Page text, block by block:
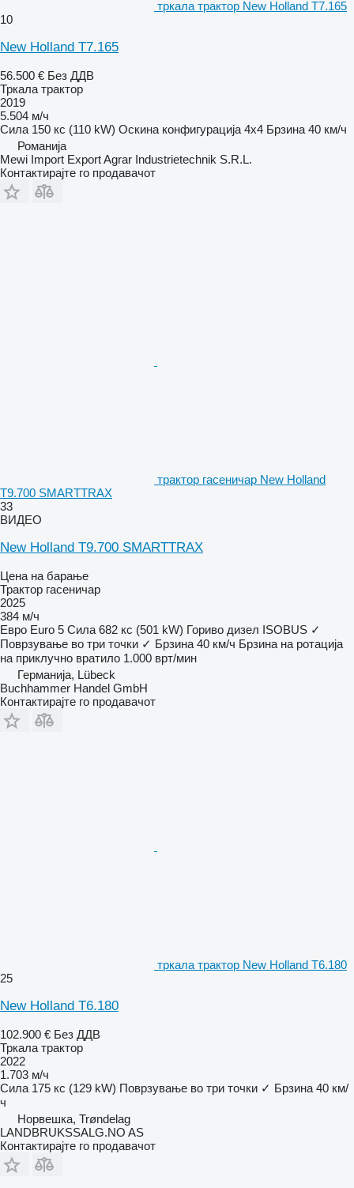
тркала трактор New Holland T7.165
10
New Holland T7.165
56.500 € Без ДДВ
Тркала трактор
2019
5.504 м/ч
Сила 150 кс (110 kW) Оскина конфигурација 4x4 Брзина 40 км/ч
Романија
Mewi Import Export Agrar Industrietechnik S.R.L.
Контактирајте го продавачот
трактор гасеничар New Holland
T9.700 SMARTTRAX
33
ВИДЕО
New Holland T9.700 SMARTTRAX
Цена на барање
Трактор гасеничар
2025
384 м/ч
Евро Euro 5 Сила 682 кс (501 kW) Гориво дизел ISOBUS ✓
Поврзување во три точки ✓ Брзина 40 км/ч Брзина на ротација
на приклучно вратило 1.000 врт/мин
Германија, Lübeck
Buchhammer Handel GmbH
Контактирајте го продавачот
тркала трактор New Holland T6.180
25
New Holland T6.180
102.900 € Без ДДВ
Тркала трактор
2022
1.703 м/ч
Сила 175 кс (129 kW) Поврзување во три точки ✓ Брзина 40 км/
ч
Норвешка, Trøndelag
LANDBRUKSSALG.NO AS
Контактирајте го продавачот